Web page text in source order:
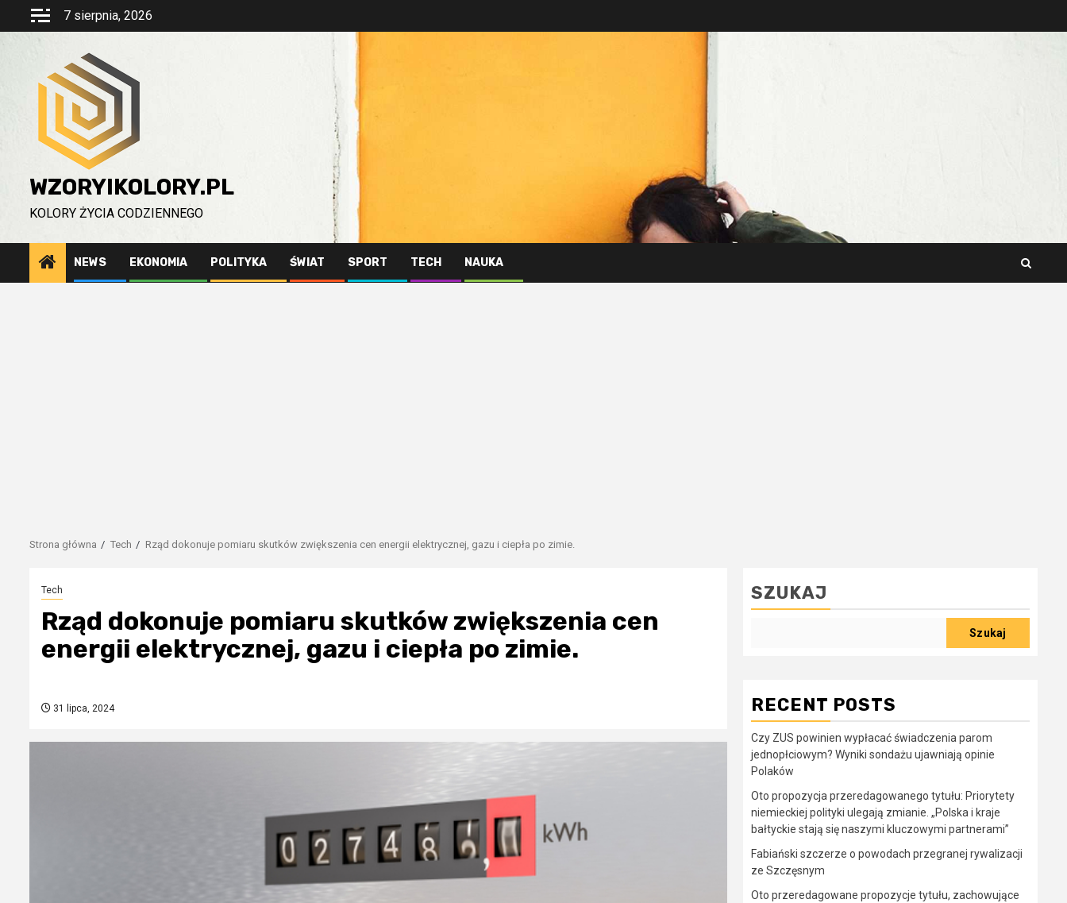
Przejdź
7 sierpnia, 2026
WZORYIKOLORY.PL
KOLORY ŻYCIA CODZIENNEGO
NEWS EKONOMIA POLITYKA ŚWIAT SPORT TECH NAUKA
Strona główna Tech Rząd dokonuje pomiaru skutków zwiększenia cen energii elektrycznej, gazu i ciepła po zimie.
Tech
Rząd dokonuje pomiaru skutków zwiększenia cen
energii elektrycznej, gazu i ciepła po zimie.
31 lipca, 2024
SZUKAJ
Szukaj
RECENT POSTS
Czy ZUS powinien wypłacać świadczenia parom
jednopłciowym? Wyniki sondażu ujawniają opinie
Polaków
Oto propozycja przeredagowanego tytułu: Priorytety
niemieckiej polityki ulegają zmianie. „Polska i kraje
bałtyckie stają się naszymi kluczowymi partnerami”
Fabiański szczerze o powodach przegranej rywalizacji
ze Szczęsnym
Oto przeredagowane propozycje tytułu, zachowujące